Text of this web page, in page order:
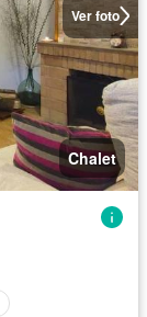
Ver foto
Chalet